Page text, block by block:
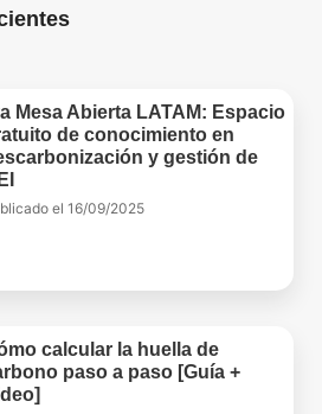
Mesa Abierta LATAM: Espacio
de conocimiento en
y gestión de
el 16/09/2025
calcular la huella de
paso a paso [Guía +